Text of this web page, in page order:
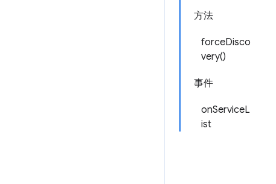
方法
forceDisco
very()
事件
onServiceL
ist